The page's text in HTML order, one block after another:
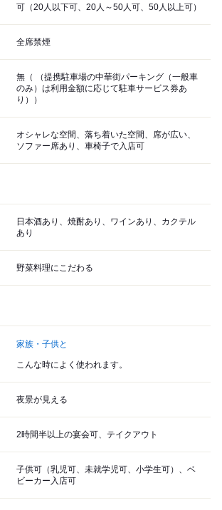
可（20人以下可、20人～50人可、50人以上可）
全席禁煙
無（ （提携駐車場の中華街パーキング（一般車
のみ）は利用金額に応じて駐車サービス券あ
り））
オシャレな空間、落ち着いた空間、席が広い、
ソファー席あり、車椅子で入店可
日本酒あり、焼酎あり、ワインあり、カクテル
あり
野菜料理にこだわる
家族・子供と
こんな時によく使われます。
夜景が見える
2時間半以上の宴会可、テイクアウト
子供可（乳児可、未就学児可、小学生可）、ベ
ビーカー入店可